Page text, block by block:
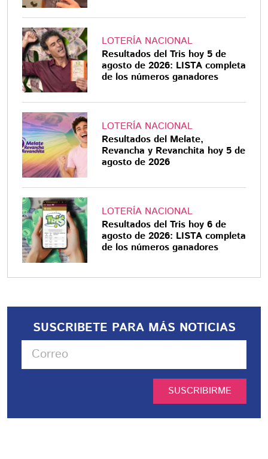
LOTERÍA NACIONAL
Resultados del Tris hoy 5 de
agosto de 2026: LISTA completa
de los números ganadores
LOTERÍA NACIONAL
Resultados del Melate,
Revancha y Revanchita hoy 5 de
agosto de 2026
LOTERÍA NACIONAL
Resultados del Tris hoy 6 de
agosto de 2026: LISTA completa
de los números ganadores
SUSCRIBETE PARA MÁS NOTICIAS
SUSCRIBIRME